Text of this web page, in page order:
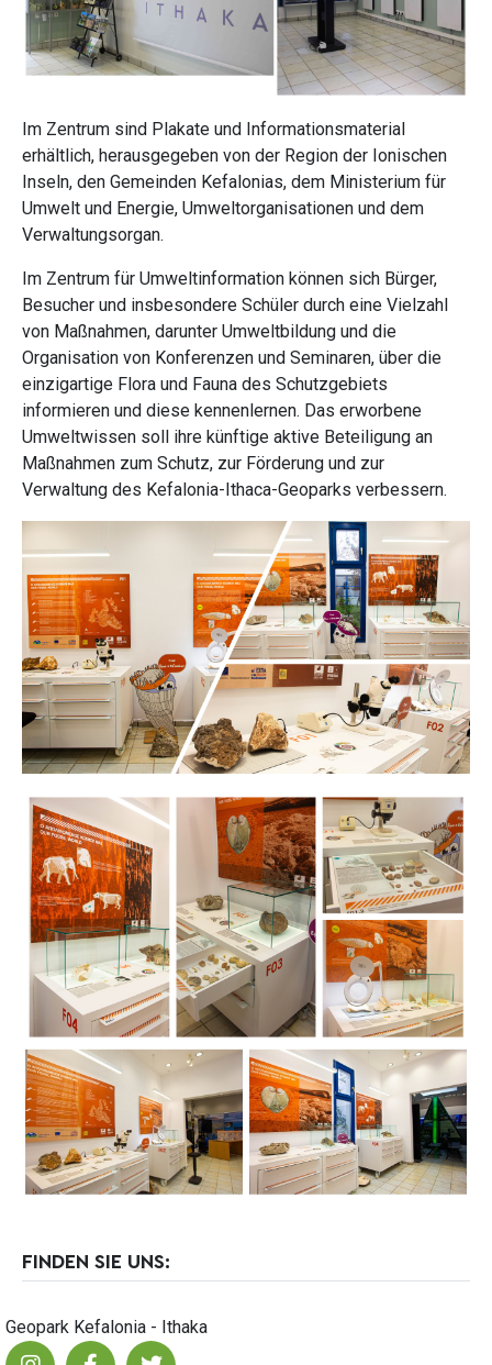
Im Zentrum sind Plakate und Informationsmaterial
erhältlich, herausgegeben von der Region der Ionischen
Inseln, den Gemeinden Kefalonias, dem Ministerium für
Umwelt und Energie, Umweltorganisationen und dem
Verwaltungsorgan.
Im Zentrum für Umweltinformation können sich Bürger,
Besucher und insbesondere Schüler durch eine Vielzahl
von Maßnahmen, darunter Umweltbildung und die
Organisation von Konferenzen und Seminaren, über die
einzigartige Flora und Fauna des Schutzgebiets
informieren und diese kennenlernen. Das erworbene
Umweltwissen soll ihre künftige aktive Beteiligung an
Maßnahmen zum Schutz, zur Förderung und zur
Verwaltung des Kefalonia-Ithaca-Geoparks verbessern.
FINDEN SIE UNS:
Geopark Kefalonia - Ithaka